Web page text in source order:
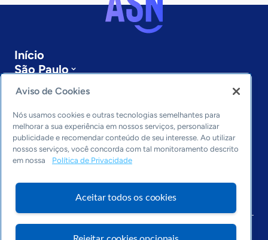
Início
São Paulo
Últimas notícias
Entre em contato
Editorias
Economia & Política
Inovação & Tecnologia
Arquivo
Aviso de Cookies
Nós usamos cookies e outras tecnologias semelhantes para
melhorar a sua experiência em nossos serviços, personalizar
publicidade e recomendar conteúdo de seu interesse. Ao utilizar
nossos serviços, você concorda com tal monitoramento descrito
em nossa
Política de Privacidade
Aceitar todos os cookies